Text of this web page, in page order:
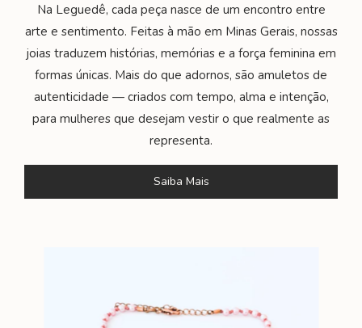
Na Leguedê, cada peça nasce de um encontro entre
arte e sentimento. Feitas à mão em Minas Gerais, nossas
joias traduzem histórias, memórias e a força feminina em
formas únicas. Mais do que adornos, são amuletos de
autenticidade — criados com tempo, alma e intenção,
para mulheres que desejam vestir o que realmente as
representa.
Saiba Mais